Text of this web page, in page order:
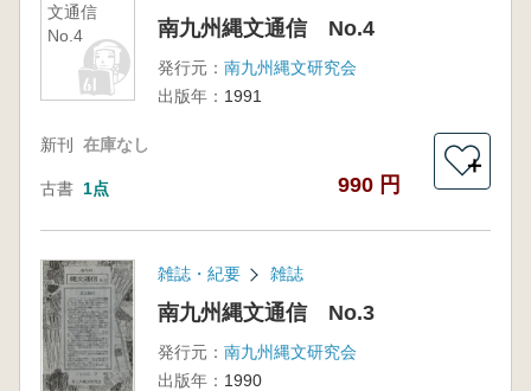
文通信
No.4
南九州縄文通信 No.4
発行元： 南九州縄文研究会
出版年： 1991
新刊 在庫なし
古書 1点 990 円
＋
雑誌・紀要 雑誌
南九州縄文通信 No.3
発行元： 南九州縄文研究会
出版年： 1990